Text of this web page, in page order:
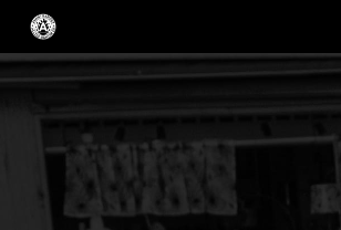
Skip
main